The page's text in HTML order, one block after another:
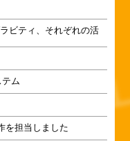
ビティ、それぞれの活
ム
を担当しました